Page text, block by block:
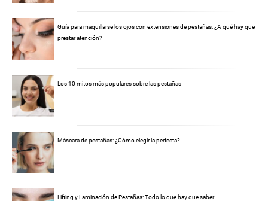
Guía para maquillarse los ojos con extensiones de pestañas: ¿A qué hay que
prestar atención?
Los 10 mitos más populares sobre las pestañas
Máscara de pestañas: ¿Cómo elegir la perfecta?
Lifting y Laminación de Pestañas: Todo lo que hay que saber